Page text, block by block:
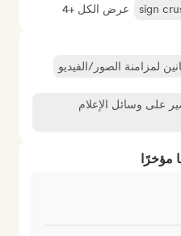
sign عرض الكل +4
لمزامنة الصور/الفيديو
على وسائل الإعلام
مؤخرًا